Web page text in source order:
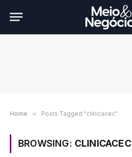
Home » Posts Tagged "clinicacec"
BROWSING: CLINICACEC